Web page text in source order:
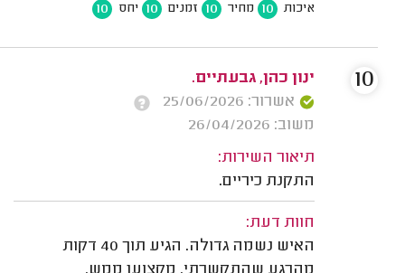
איכות 10 מחיר 10 זמנים 10 יחס 10
ינון כהן, גבעתיים.
אשרור: 25/06/2026
משוב: 26/04/2026
תיאור השירות:
התקנת כיריים.
חוות דעת:
האיש נשמה גדולה. הגיע תוך 40 דקות
10